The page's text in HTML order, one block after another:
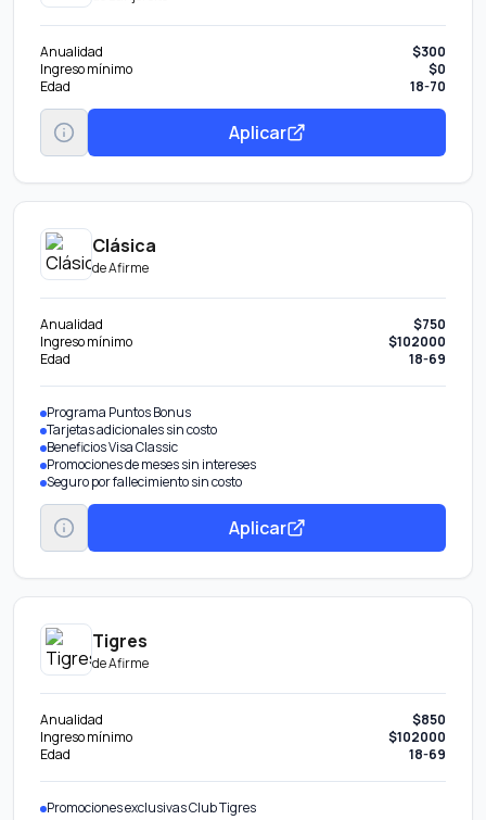
Anualidad
$300
Ingreso mínimo
$0
Edad
18-70
Aplicar
Clásica
deAfirme
Anualidad
$750
Ingreso mínimo
$102000
Edad
18-69
Programa Puntos Bonus
Tarjetas adicionales sin costo
Beneficios Visa Classic
Promociones de meses sin intereses
Seguro por fallecimiento sin costo
Aplicar
Tigres
deAfirme
Anualidad
$850
Ingreso mínimo
$102000
Edad
18-69
Promociones exclusivas Club Tigres